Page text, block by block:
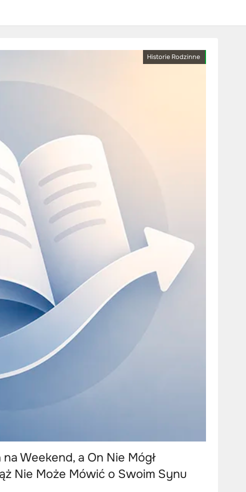
Historie Rodzinne
Weekend, a On Nie Mógł
Nie Może Mówić o Swoim Synu